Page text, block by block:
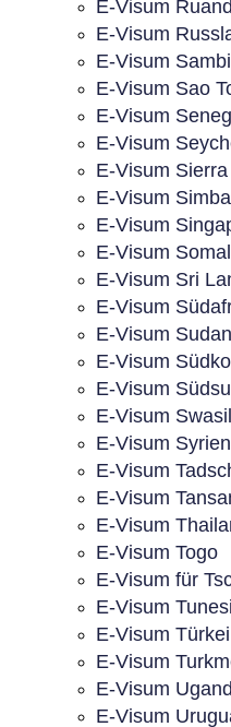
E-Visum
E-Visum
E-Visum
E-Visum Sao
E-Visum
E-Visum
E-Visum
E-Visum
E-Visum
E-Visum
E-Visum Sri
E-Visum
E-Visum Sudan
E-Visum
E-Visum
E-Visum
E-Visum Syrien
E-Visum
E-Visum
E-Visum
E-Visum Togo
E-Visum für
E-Visum
E-Visum Türkei
E-Visum
E-Visum
E-Visum